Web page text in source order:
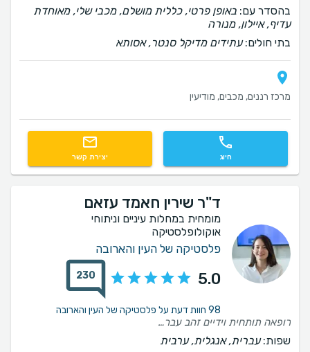
בהסדר עם: באופן פרטי, כללית מושלם, מכבי שלי, מאוחדת
עדיף, איילון, מנורה
בתי חולים:עתידים מדיקל סנטר, אסותא
מרכז רננים, מכבים, מודיעין
חיוג יצירת קשר
ד"ר שירין חאמד עזאם
מומחית במחלות עיניים וניתוחי
אוקולופלסטיקה
פלסטיקה של העין והארובה
5.0
230
98 חוות דעת על פלסטיקה של העין והארובה
רופאה תותחית וידיים זהב עברתי ניתוח הסרת שומן עפעפיים תחתונים ועליונים אצל דר שירין היקרה והיום כשאני 3 חודשים אחרי אני יכולה לומר בוודאות שהתוצאה מדהימה אני סופר מרוצה לכל אורך התהליך הרגשתי שאני בידיים בטוחות ומסורות המקצועיות של דר שירין היא ברמה הגבוהה ביותר ויחס פשוט יוצא מן הכלל ממליצה עליה בעיניים עצומות
שפות:עברית, אנגלית, ערבית